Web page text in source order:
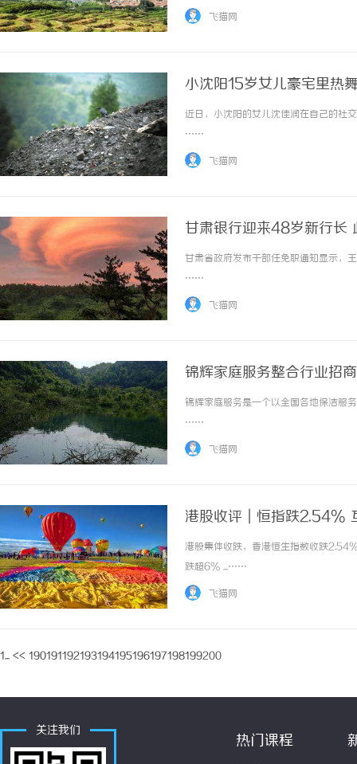
飞猫网
小沈阳15岁女儿豪宅里热
近日，小沈阳的女儿沈佳润在自己的社
……
飞猫网
甘肃银行迎来48岁新行长
甘肃省政府发布干部任免职通知显示，
……
飞猫网
锦辉家庭服务整合行业招
锦辉家庭服务是一个以全国各地保洁服
……
飞猫网
港股收评｜恒指跌2.54%
港股集体收跌，香港恒生指数收跌
跌超6% ...……
飞猫网
1... << 190191192193194195196197198199200
关注我们
热门课程